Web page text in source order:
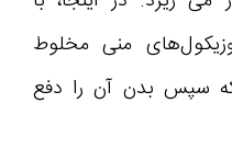
منی مخلوط
سپس بدن آن را دفع